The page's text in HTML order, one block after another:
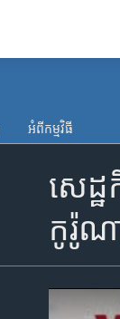
អំពី​កម្មវិធី​
សេដ្
កូរ៉ូណ